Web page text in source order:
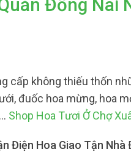
Đồng Nai
cấp không thiếu thốn
đuốc hoa mừng, hoa
Shop Hoa Tươi Ở Chợ
Điện Hoa Giao Tận Nhà